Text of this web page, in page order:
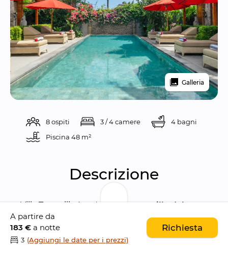
Galleria
8 ospiti 3 / 4 camere
4 bagni
Piscina 48 m²
Descrizione
Villa Taramille è un' affascinante villa dal
design tradizionale con 4 camere da letto
situata nel distretto centrale di
Kerobokan,
una zona popolare all'interno della comunità
A partire da
183 € a notte
3 (Aggiungi le date per i prezzi)
Richiesta